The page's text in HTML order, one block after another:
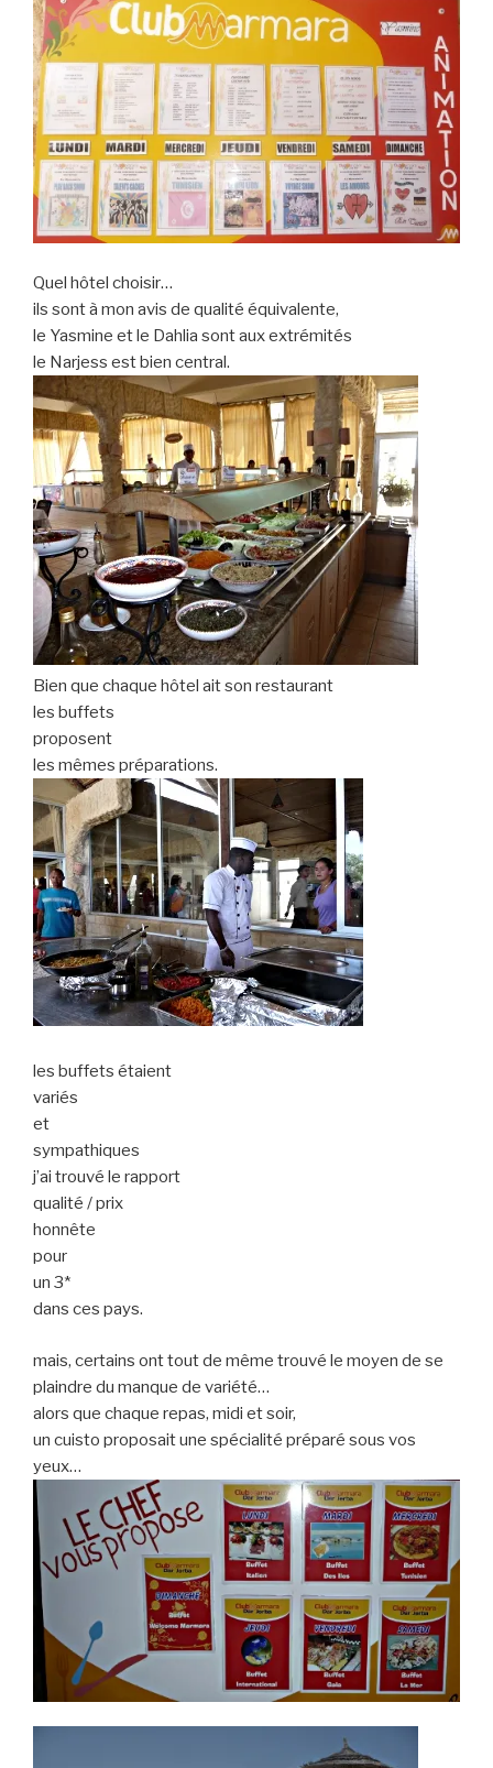
Quel hôtel choisir…
ils sont à mon avis de qualité équivalente,
le Yasmine et le Dahlia sont aux extrémités
le Narjess est bien central.
Bien que chaque hôtel ait son restaurant
les buffets
proposent
les mêmes préparations.
les buffets étaient
variés
et
sympathiques
j’ai trouvé le rapport
qualité / prix
honnête
pour
un 3*
dans ces pays.
mais, certains ont tout de même trouvé le moyen de se
plaindre du manque de variété…
alors que chaque repas, midi et soir,
un cuisto proposait une spécialité préparé sous vos
yeux…